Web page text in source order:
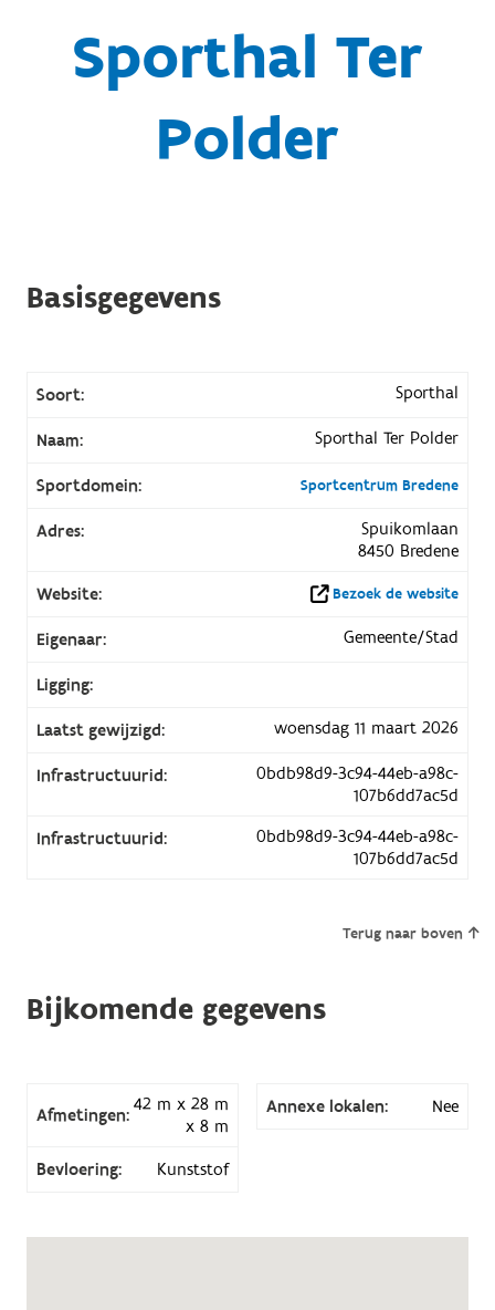
Sporthal Ter
Polder
Basisgegevens
Soort: Sporthal
Naam: Sporthal Ter Polder
Sportdomein: Sportcentrum Bredene
Adres:
Spuikomlaan
8450 Bredene
Website:
Bezoek de website
Eigenaar: Gemeente/Stad
Ligging:
Laatst gewijzigd: woensdag 11 maart 2026
Infrastructuurid:
0bdb98d9-3c94-44eb-a98c-
107b6dd7ac5d
Infrastructuurid:
0bdb98d9-3c94-44eb-a98c-
107b6dd7ac5d
Terug naar boven
Bijkomende gegevens
Afmetingen: 42 m x 28 m
x 8 m
Annexe lokalen: Nee
Bevloering: Kunststof